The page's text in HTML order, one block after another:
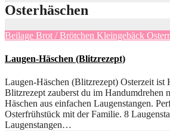
Osterhäschen
Beilage Brot / Brötchen Kleingebäck
Laugen-Häschen (Blitzrezept)
Laugen-Häschen (Blitzrezept) Osterzeit ist
Blitzrezept zauberst du im Handumdrehen
Häschen aus einfachen Laugenstangen.
Osterfrühstück mit der Familie. 8
Laugenstangen…